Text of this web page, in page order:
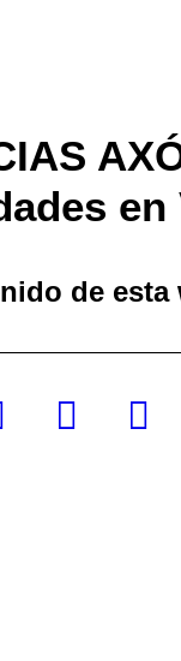
de